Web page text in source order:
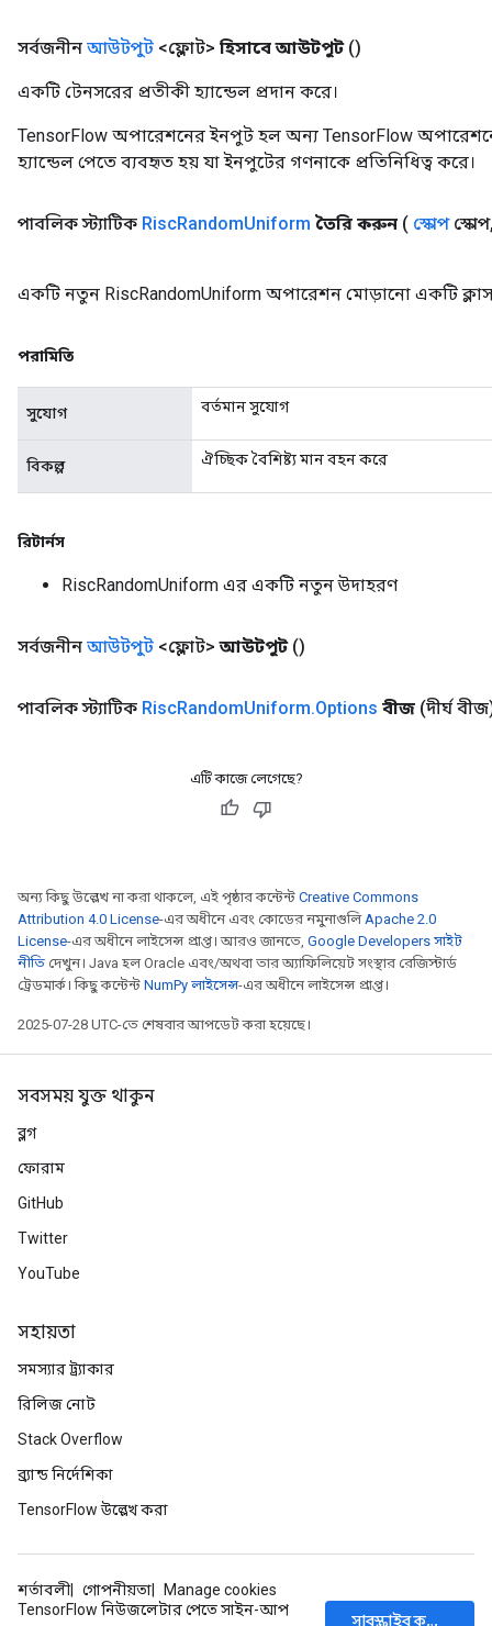
সর্বজনীন আউটপুট <ফ্লোট> হিসাবে আউটপুট ()
একটি টেনসরের প্রতীকী হ্যান্ডেল প্রদান করে।
TensorFlow অপারেশনের ইনপুট হল অন্য TensorFlow
হ্যান্ডেল পেতে ব্যবহৃত হয় যা ইনপুটের গণনাকে প্রতিনিধিত্ব করে।
পাবলিক স্ট্যাটিক RiscRandomUniform তৈরি করুন ( স্কোপস্কোপ
একটি নতুন RiscRandomUniform অপারেশন মোড়ানো একটি ক্লাস
পরামিতি
সুযোগ বর্তমান সুযোগ
বিকল্প ঐচ্ছিক বৈশিষ্ট্য মান বহন করে
রিটার্নস
RiscRandomUniform এর একটি নতুন উদাহরণ
সর্বজনীন আউটপুট <ফ্লোট> আউটপুট ()
পাবলিক স্ট্যাটিক RiscRandomUniform.Options বীজ (দীর্ঘ
এটি কাজে লেগেছে?
অন্য কিছু উল্লেখ না করা থাকলে, এই পৃষ্ঠার কন্টেন্ট Creative Commons
Attribution 4.0 License-এর অধীনে এবং কোডের নমুনাগুলিApache 2.0
License-এর অধীনে লাইসেন্স প্রাপ্ত। আরও জানতে, Google Developers সাইট
নীতি দেখুন। Java হল Oracle এবং/অথবা তার অ্যাফিলিয়েট সংস্থার রেজিস্টার্ড
ট্রেডমার্ক। কিছু কন্টেন্ট NumPy লাইসেন্স-এর অধীনে লাইসেন্স প্রাপ্ত।
2025-07-28 UTC-তে শেষবার আপডেট করা হয়েছে।
সবসময় যুক্ত থাকুন
ব্লগ
ফোরাম
GitHub
Twitter
YouTube
সহায়তা
সমস্যার ট্র্যাকার
রিলিজ নোট
Stack Overflow
ব্র্যান্ড নির্দেশিকা
TensorFlow উল্লেখ করা
শর্তাবলী গোপনীয়তা
Manage cookies
TensorFlow নিউজলেটার পেতে সাইন-আপ
সাবস্ক্রাইব করুন